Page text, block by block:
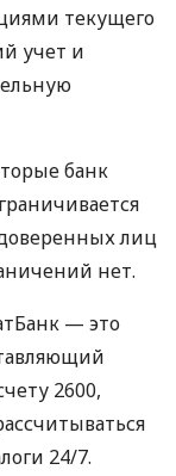
текущего
учет и
банк
лиц
нет.
— это
2600,
24/7.